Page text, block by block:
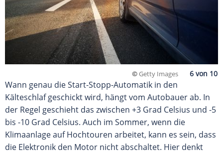
©Getty Images
Wann genau die Start-Stopp-Automatik in den
Kälteschlaf geschickt wird, hängt vom Autobauer ab. In
der Regel geschieht das zwischen +3 Grad Celsius und -5
bis -10 Grad Celsius. Auch im Sommer, wenn die
Klimaanlage auf Hochtouren arbeitet, kann es sein, dass
die Elektronik den Motor nicht abschaltet. Hier denkt